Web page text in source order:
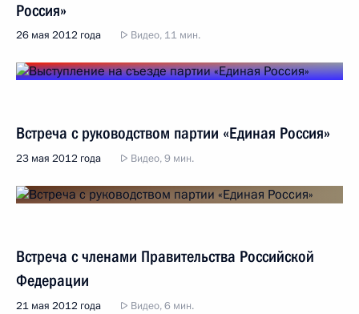
Россия»
26 мая 2012 года Видео, 11 мин.
Встреча с руководством партии «Единая Россия»
23 мая 2012 года Видео, 9 мин.
Встреча с членами Правительства Российской
Федерации
21 мая 2012 года Видео, 6 мин.